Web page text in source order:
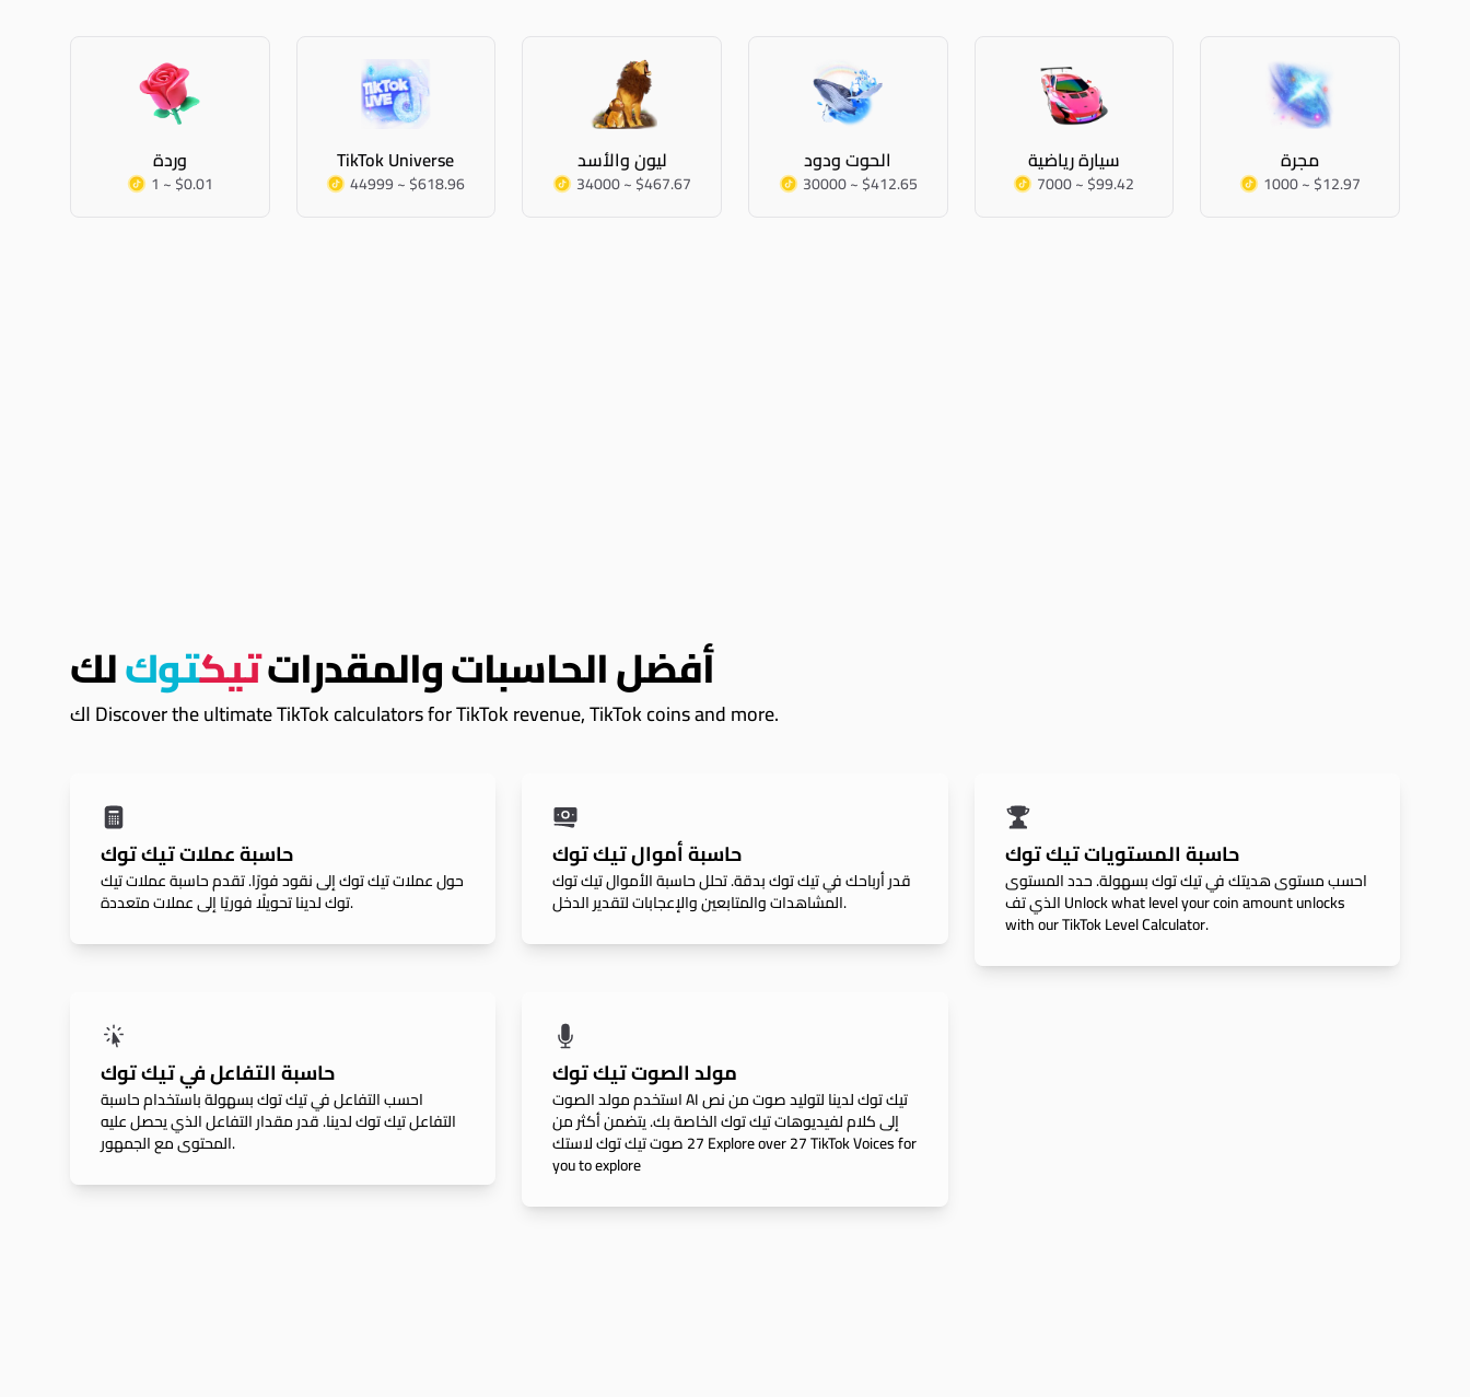
وردة
1 ~ $0.01
TikTok Universe
44999 ~ $618.96
ليون والأسد
34000 ~ $467.67
الحوت ودود
30000 ~ $412.65
سيارة رياضية
7000 ~ $99.42
مجرة
1000 ~ $12.97
أفضل الحاسبات والمقدراتتيكتوكلك
اك Discover the ultimate TikTok calculators for TikTok revenue, TikTok coins and more.
حاسبة عملات تيك توك
حول عملات تيك توك إلى نقود فورًا. تقدم حاسبة عملات تيك
توك لدينا تحويلًا فوريًا إلى عملات متعددة.
حاسبة أموال تيك توك
قدر أرباحك في تيك توك بدقة. تحلل حاسبة الأموال تيك توك
المشاهدات والمتابعين والإعجابات لتقدير الدخل.
حاسبة المستويات تيك توك
احسب مستوى هديتك في تيك توك بسهولة. حدد المستوى
الذي تف Unlock what level your coin amount unlocks
with our TikTok Level Calculator.
حاسبة التفاعل في تيك توك
احسب التفاعل في تيك توك بسهولة باستخدام حاسبة
التفاعل تيك توك لدينا. قدر مقدار التفاعل الذي يحصل عليه
المحتوى مع الجمهور.
مولد الصوت تيك توك
استخدم مولد الصوت AI تيك توك لدينا لتوليد صوت من نص
إلى كلام لفيديوهات تيك توك الخاصة بك. يتضمن أكثر من
27 صوت تيك توك لاستك Explore over 27 TikTok Voices for
you to explore